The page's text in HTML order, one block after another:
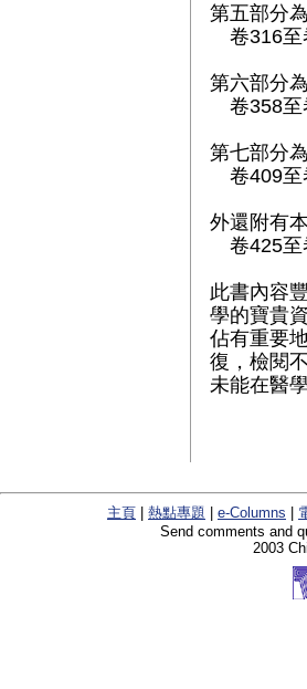
第五部分
卷316至
第六部分
卷358至
第七部分
卷409至
外還附有
卷425至
此書內容
學的寶貴
佔有重要
復，檢閱
未能在醫
主頁 熱點專題 e-Columns
Send comments and
2003